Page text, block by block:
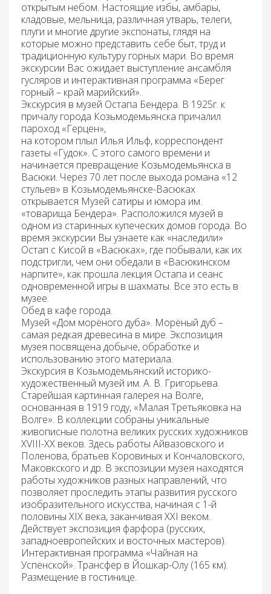
открытым небом. Настоящие избы, амбары,
кладовые, мельница, различная утварь, телеги,
плуги и многие другие экспонаты, глядя на
которые можно представить себе быт, труд и
традиционную культуру горных мари. Во время
экскурсии Вас ожидает выступление ансамбля
гусляров и интерактивная программа «Берег
горный – край марийский».
Экскурсия в музей Остапа Бендера. В 1925г. к
причалу города Козьмодемьянска причалил
пароход «Герцен»,
на котором плыл Илья Ильф, корреспондент
газеты «Гудок». С этого самого времени и
начинается превращение Козьмодемьянска в
Васюки. Через 70 лет после выхода романа «12
стульев» в Козьмодемьянске-Васюках
открывается Музей сатиры и юмора им.
«товарища Бендера». Расположился музей в
одном из старинных купеческих домов города. Во
время экскурсии Вы узнаете как «наследили»
Остап с Кисой в «Васюках», где побывали, как их
подстригли, чем они обедали в «Васюкинском
нарпите», как прошла лекция Остапа и сеанс
одновременной игры в шахматы. Все это есть в
музее.
Обед в кафе города.
Музей «Дом морёного дуба». Морёный дуб –
самая редкая древесина в мире. Экспозиция
музея посвящена добыче, обработке и
использованию этого материала.
Экскурсия в Козьмодемьянский историко-
художественный музей им. А. В. Григорьева.
Старейшая картинная галерея на Волге,
основанная в 1919 году, «Малая Третьяковка на
Волге». В коллекции собраны уникальные
живописные полотна великих русских художников
XVIII-XX веков. Здесь работы Айвазовского и
Поленова, братьев Коровиных и Кончаловского,
Маковкского и др. В экспозиции музея находятся
работы художников разных направлений, что
позволяет проследить этапы развития русского
изобразительного искусства, начиная с 1-й
половины XIX века, заканчивая XXI веком.
Действует экспозиция фарфора (русских,
западноевропейских и восточных мастеров).
Интерактивная программа «Чайная на
Успенской». Трансфер в Йошкар-Олу (165 км).
Размещение в гостинице.